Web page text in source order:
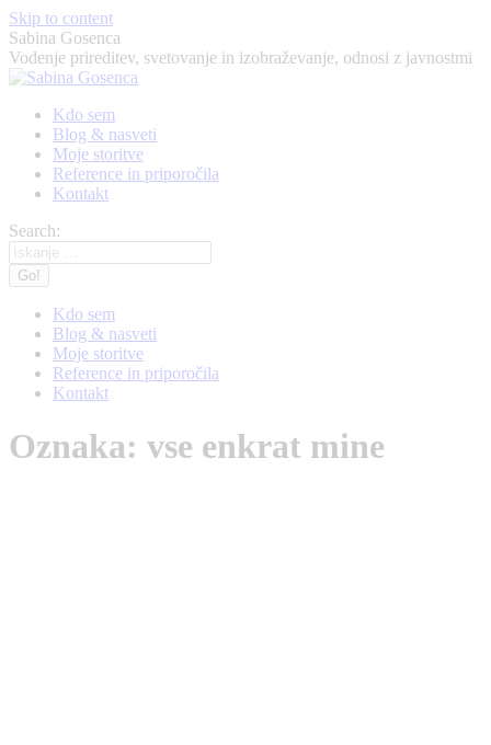
Skip to content
Sabina Gosenca
Vodenje prireditev, svetovanje in izobraževanje, odnosi z javnostmi
Kdo sem
Blog & nasveti
Moje storitve
Reference in priporočila
Kontakt
Search:
Kdo sem
Blog & nasveti
Moje storitve
Reference in priporočila
Kontakt
Oznaka: vse enkrat mine